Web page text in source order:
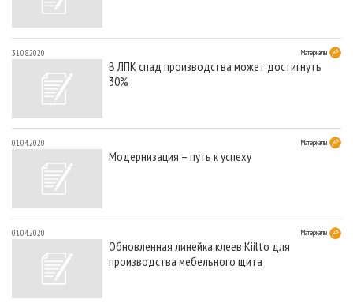
31.08.2020 Материалы
В ЛПК спад производства может достигнуть
30%
01.04.2020 Материалы
Модернизация – путь к успеху
01.04.2020 Материалы
Обновленная линейка клеев Kiilto для
производства мебельного щита